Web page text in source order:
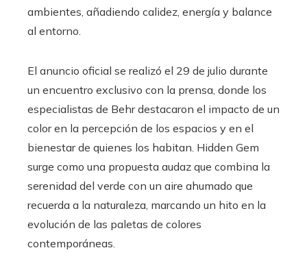
ambientes, añadiendo calidez, energía y balance
al entorno.
El anuncio oficial se realizó el 29 de julio durante
un encuentro exclusivo con la prensa, donde los
especialistas de Behr destacaron el impacto de un
color en la percepción de los espacios y en el
bienestar de quienes los habitan. Hidden Gem
surge como una propuesta audaz que combina la
serenidad del verde con un aire ahumado que
recuerda a la naturaleza, marcando un hito en la
evolución de las paletas de colores
contemporáneas.